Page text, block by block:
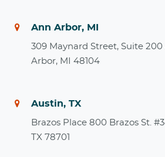
Ann Arbor, MI
309 Maynard Street, Suite 200
Arbor, MI 48104
Austin, TX
Brazos Place 800 Brazos St.
TX 78701